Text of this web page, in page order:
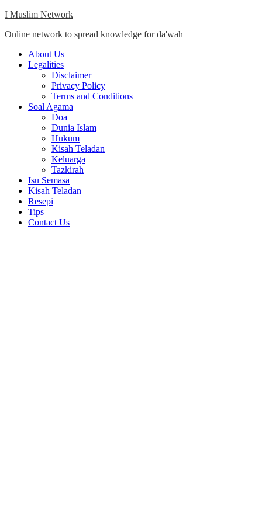
Skip
content
I Muslim Network
Online network to spread knowledge for da'wah
Close
Menu
About Us
Legalities
Disclaimer
Privacy Policy
Terms and Conditions
Soal Agama
Doa
Dunia Islam
Hukum
Kisah Teladan
Keluarga
Tazkirah
Isu Semasa
Kisah Teladan
Resepi
Tips
Contact Us